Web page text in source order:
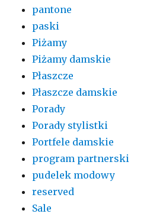
pantone
paski
Piżamy
Piżamy damskie
Płaszcze
Płaszcze damskie
Porady
Porady stylistki
Portfele damskie
program partnerski
pudelek modowy
reserved
Sale